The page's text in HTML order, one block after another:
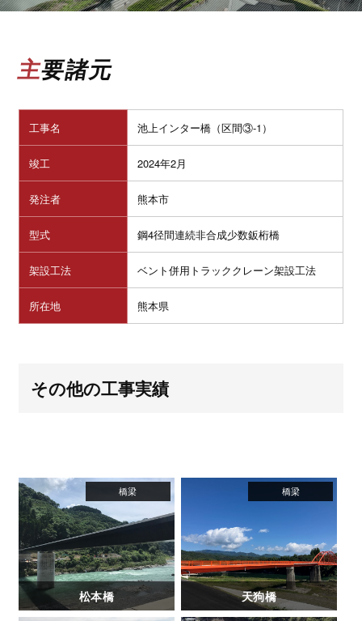
主要諸元
工事名 池上インター橋（区間③-1）
竣工 2024年2月
発注者 熊本市
型式 鋼4径間連続非合成少数鈑桁橋
架設工法 ベント併用トラッククレーン架設工法
所在地 熊本県
その他の工事実績
松本橋 天狗橋